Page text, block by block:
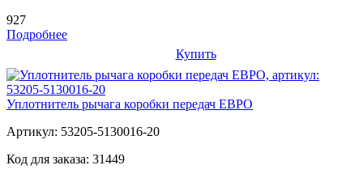
927
Подробнее
Купить
Уплотнитель рычага коробки передач ЕВРО
Артикул: 53205-5130016-20
Код для заказа: 31449